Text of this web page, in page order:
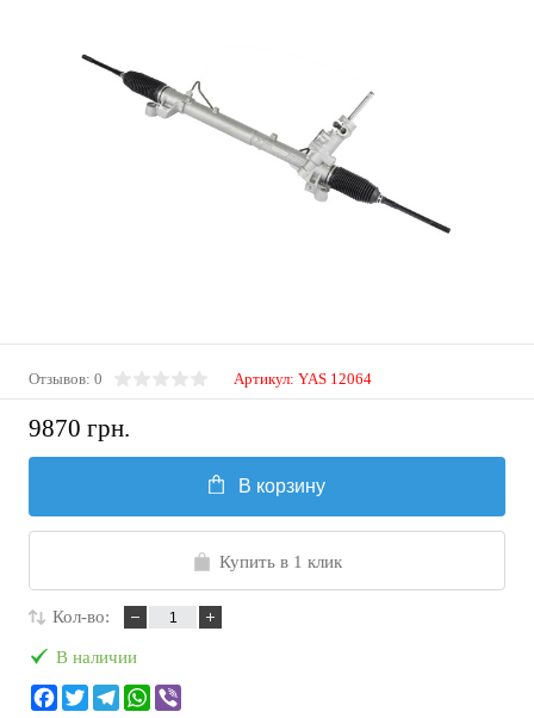
Отзывов: 0 Артикул: YAS 12064
9870 грн.
В корзину
Купить в 1 клик
Кол-во:
В наличии